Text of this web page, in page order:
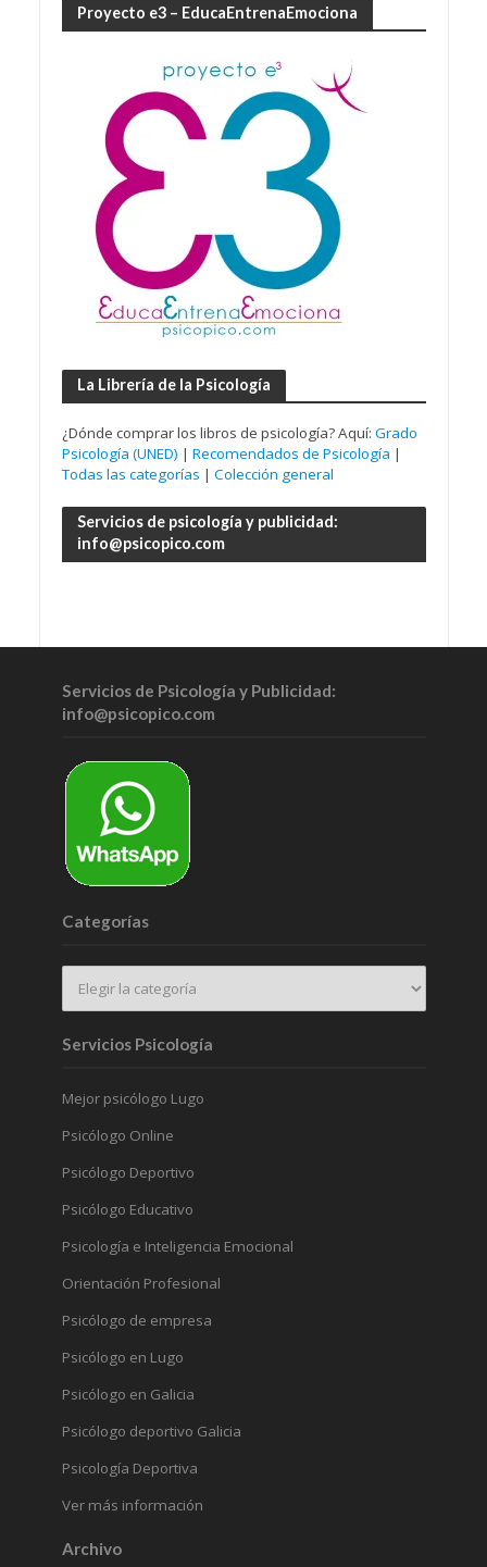
Proyecto e3 – EducaEntrenaEmociona
La Librería de la Psicología
¿Dónde comprar los libros de psicología? Aquí: Grado
Psicología (UNED) | Recomendados de Psicología |
Todas las categorías | Colección general
Servicios de psicología y publicidad:
info@psicopico.com
Servicios de Psicología y Publicidad:
info@psicopico.com
Categorías
Servicios Psicología
Mejor psicólogo Lugo
Psicólogo Online
Psicólogo Deportivo
Psicólogo Educativo
Psicología e Inteligencia Emocional
Orientación Profesional
Psicólogo de empresa
Psicólogo en Lugo
Psicólogo en Galicia
Psicólogo deportivo Galicia
Psicología Deportiva
Ver más información
Archivo